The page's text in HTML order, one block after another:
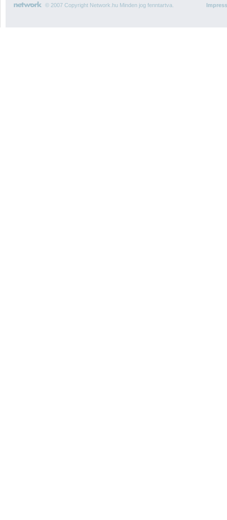
© 2007 Copyright Network.hu Minden jog fenntartva.